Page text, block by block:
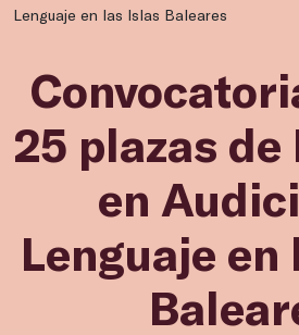
Lenguaje en las Islas Baleares
25 plazas
en
Lenguaje en